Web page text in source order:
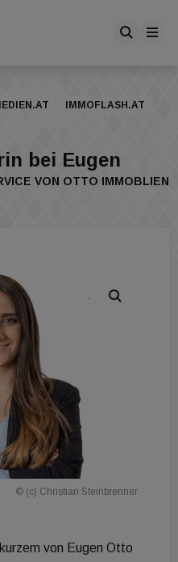
IMMOFLASH.AT
bei Eugen
VON OTTO IMMOBLIEN
© (c) Christian Steinbrenner
von Eugen Otto